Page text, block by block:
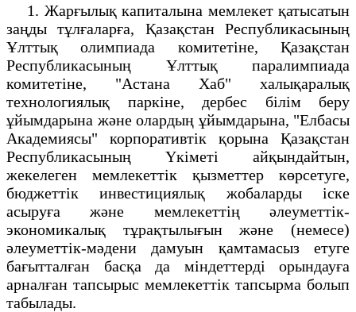
1. Жарғылық капиталына мемлекет қатысатын
заңды тұлғаларға, Қазақстан Республикасының
Ұлттық олимпиада комитетіне, Қазақстан
Республикасының Ұлттық паралимпиада
комитетіне, "Астана Хаб" халықаралық
технологиялық паркіне, дербес білім беру
ұйымдарына және олардың ұйымдарына, "Елбасы
Aкадемиясы" корпоративтік қорына Қазақстан
Республикасының Үкіметі айқындайтын,
жекелеген мемлекеттік қызметтер көрсетуге,
бюджеттік инвестициялық жобаларды iске
асыруға және мемлекеттің әлеуметтiк-
экономикалық тұрақтылығын және (немесе)
әлеуметтік-мәдени дамуын қамтамасыз етуге
бағытталған басқа да мiндеттердi орындауға
арналған тапсырыс мемлекеттік тапсырма болып
табылады.